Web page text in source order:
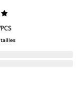


tailles